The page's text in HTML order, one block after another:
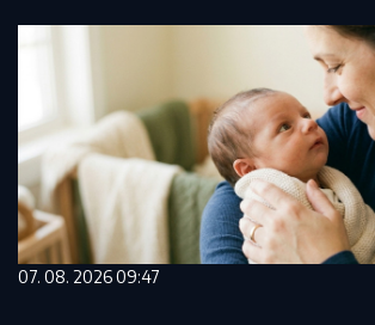
07. 08. 2026 09:47